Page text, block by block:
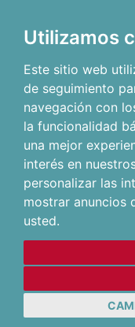
Utilizamos
Este sitio web
de seguimiento
navegación con
la funcionalidad
una mejor
interés en
personalizar las
mostrar anuncios
usted.